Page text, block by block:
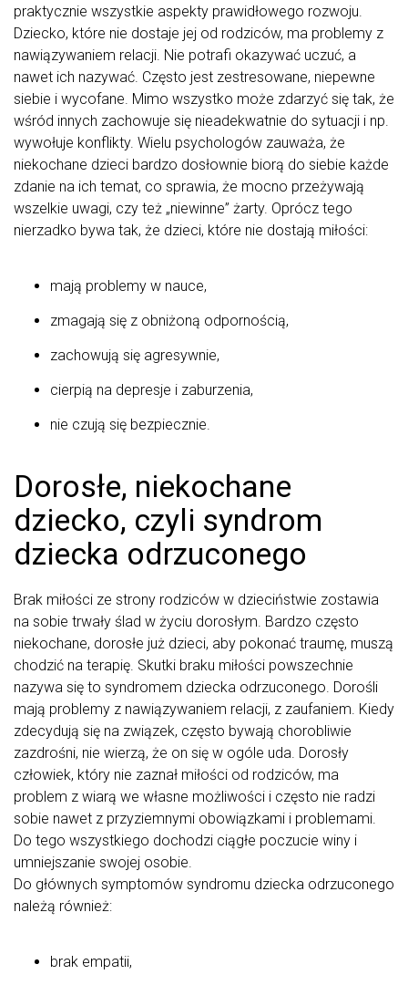
praktycznie wszystkie aspekty prawidłowego rozwoju.
Dziecko, które nie dostaje jej od rodziców, ma problemy z
nawiązywaniem relacji. Nie potrafi okazywać uczuć, a
nawet ich nazywać. Często jest zestresowane, niepewne
siebie i wycofane. Mimo wszystko może zdarzyć się tak, że
wśród innych zachowuje się nieadekwatnie do sytuacji i np.
wywołuje konflikty. Wielu psychologów zauważa, że
niekochane dzieci bardzo dosłownie biorą do siebie każde
zdanie na ich temat, co sprawia, że mocno przeżywają
wszelkie uwagi, czy też „niewinne” żarty. Oprócz tego
nierzadko bywa tak, że dzieci, które nie dostają miłości:
mają problemy w nauce,
zmagają się z obniżoną odpornością,
zachowują się agresywnie,
cierpią na depresje i zaburzenia,
nie czują się bezpiecznie.
Dorosłe, niekochane
dziecko, czyli syndrom
dziecka odrzuconego
Brak miłości ze strony rodziców w dzieciństwie zostawia
na sobie trwały ślad w życiu dorosłym. Bardzo często
niekochane, dorosłe już dzieci, aby pokonać traumę, muszą
chodzić na terapię. Skutki braku miłości powszechnie
nazywa się to syndromem dziecka odrzuconego. Dorośli
mają problemy z nawiązywaniem relacji, z zaufaniem. Kiedy
zdecydują się na związek, często bywają chorobliwie
zazdrośni, nie wierzą, że on się w ogóle uda. Dorosły
człowiek, który nie zaznał miłości od rodziców, ma
problem z wiarą we własne możliwości i często nie radzi
sobie nawet z przyziemnymi obowiązkami i problemami.
Do tego wszystkiego dochodzi ciągłe poczucie winy i
umniejszanie swojej osobie.
Do głównych symptomów syndromu dziecka odrzuconego
należą również:
brak empatii,